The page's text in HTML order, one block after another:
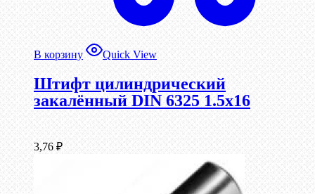
В корзину Quick View
Штифт цилиндрический
закалённый DIN 6325 1.5х16
3,76 ₽